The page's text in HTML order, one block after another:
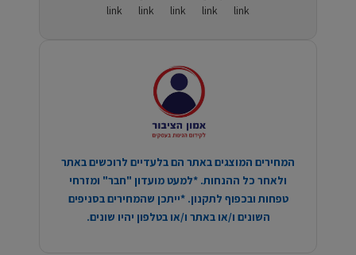
המחירים המוצגים באתר הם בלעדיים לרוכשים באתר
ולאחר כל ההנחות. *למעט מועדון "חבר" ומזרחי
טפחות ובכפוף לתקנון. *ייתכן שהמחירים בסניפים
השונים ו/או באתר ו/או בטלפון יהיו שונים.